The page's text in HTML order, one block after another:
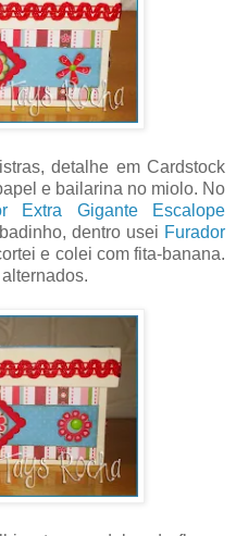
detalhe em Cardstock
e bailarina no miolo. No
Extra Gigante Escalope
dentro usei Furador
e colei com fita-banana.